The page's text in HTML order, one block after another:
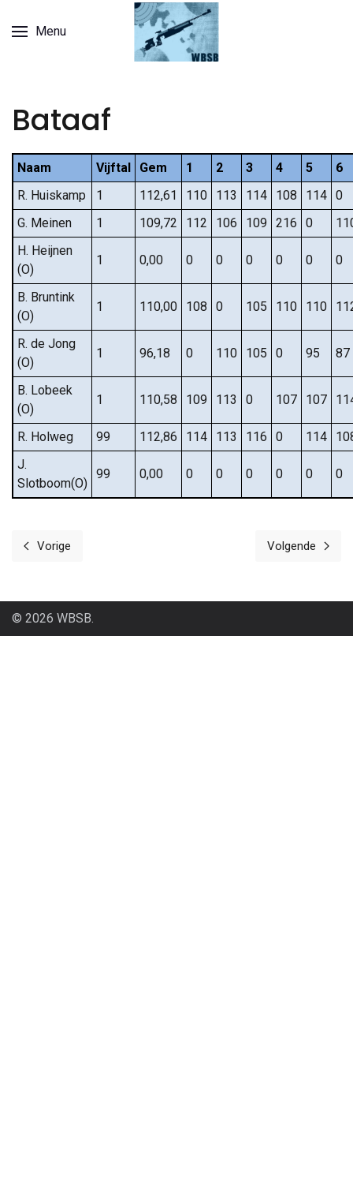
Menu
Bataaf
Naam Vijftal Gem 1 2 3 4 5
6
R. Huiskamp
1 112,61 110 113 114 108 114 0
G. Meinen
1 109,72 112 106 109 216 0
H. Heijnen
(O)
1 0,00 0 0 0 0 0 0
B. Bruntink
(O)
1 110,00 108 0 105 110 110
R. de Jong
(O)
1 96,18 0 110 105 0 95 87
B. Lobeek
(O)
1 110,58 109 113 0 107 107
R. Holweg 99 112,86 114 113 116 0 114
J.
Slotboom(O)
99 0,00 0 0 0 0 0 0
Vorig artikel: B.N.B.
Vorige
Volgende
Volgende
© 2026 WBSB.